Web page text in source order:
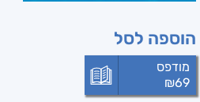
הוספה לסל
מודפס
₪69